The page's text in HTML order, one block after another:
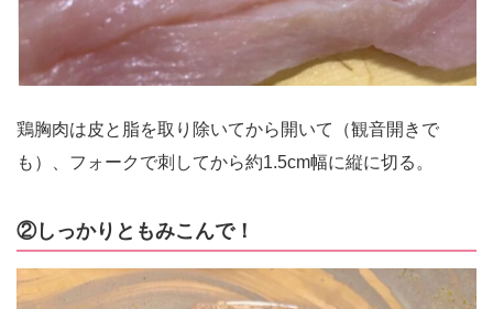
鶏胸肉は皮と脂を取り除いてから開いて（観音開きで
も）、フォークで刺してから約1.5cm幅に縦に切る。
②しっかりともみこんで！